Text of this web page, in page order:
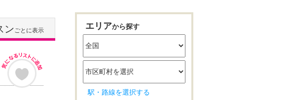
ンごとに表示 エリアから探す
駅・路線を選択する